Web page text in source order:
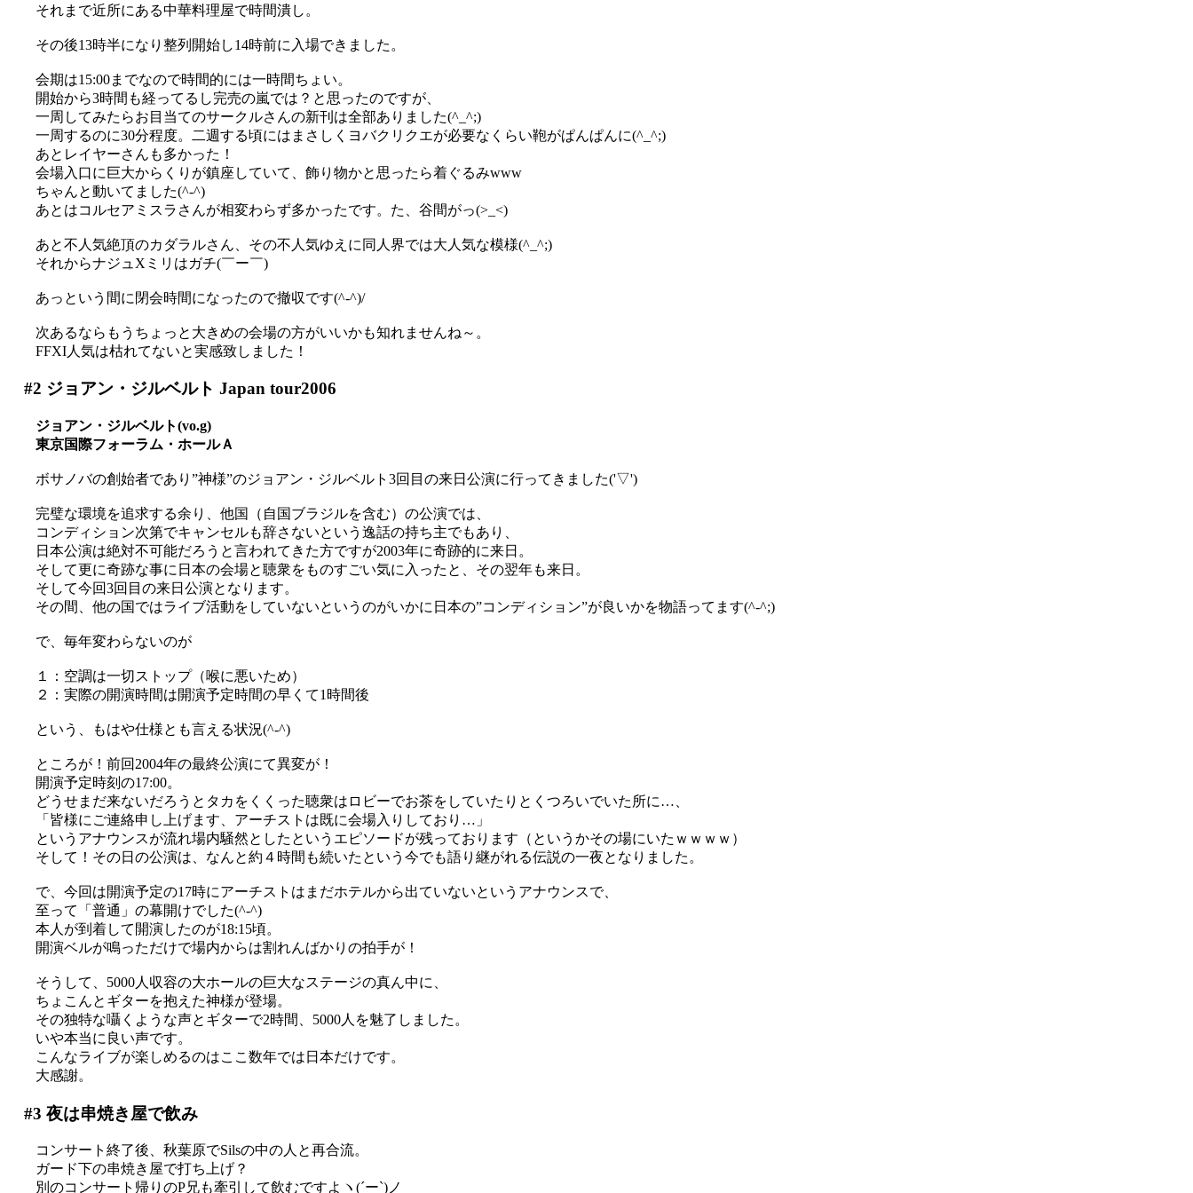
それまで近所にある中華料理屋で時間潰し。
その後13時半になり整列開始し14時前に入場できました。
会期は15:00までなので時間的には一時間ちょい。
開始から3時間も経ってるし完売の嵐では？と思ったのですが、
一周してみたらお目当てのサークルさんの新刊は全部ありました(^_^;)
一周するのに30分程度。二週する頃にはまさしくヨバクリクエが必要なくらい鞄がぱんぱんに(^_^;)
あとレイヤーさんも多かった！
会場入口に巨大からくりが鎮座していて、飾り物かと思ったら着ぐるみwww
ちゃんと動いてました(^-^)
あとはコルセアミスラさんが相変わらず多かったです。た、谷間がっ(>_<)
あと不人気絶頂のカダラルさん、その不人気ゆえに同人界では大人気な模様(^_^;)
それからナジュXミリはガチ(￣ー￣)
あっという間に閉会時間になったので撤収です(^-^)/
次あるならもうちょっと大きめの会場の方がいいかも知れませんね～。
FFXI人気は枯れてないと実感致しました！
#2 ジョアン・ジルベルト Japan tour2006
ジョアン・ジルベルト(vo.g)
東京国際フォーラム・ホールＡ
ボサノバの創始者であり”神様”のジョアン・ジルベルト3回目の来日公演に行ってきました('▽')
完璧な環境を追求する余り、他国（自国ブラジルを含む）の公演では、
コンディション次第でキャンセルも辞さないという逸話の持ち主でもあり、
日本公演は絶対不可能だろうと言われてきた方ですが2003年に奇跡的に来日。
そして更に奇跡な事に日本の会場と聴衆をものすごい気に入ったと、その翌年も来日。
そして今回3回目の来日公演となります。
その間、他の国ではライブ活動をしていないというのがいかに日本の”コンディション”が良いかを物語ってます(^-^;)
で、毎年変わらないのが
１：空調は一切ストップ（喉に悪いため）
２：実際の開演時間は開演予定時間の早くて1時間後
という、もはや仕様とも言える状況(^-^)
ところが！前回2004年の最終公演にて異変が！
開演予定時刻の17:00。
どうせまだ来ないだろうとタカをくくった聴衆はロビーでお茶をしていたりとくつろいでいた所に…、
「皆様にご連絡申し上げます、アーチストは既に会場入りしており…」
というアナウンスが流れ場内騒然としたというエピソードが残っております（というかその場にいたｗｗｗｗ）
そして！その日の公演は、なんと約４時間も続いたという今でも語り継がれる伝説の一夜となりました。
で、今回は開演予定の17時にアーチストはまだホテルから出ていないというアナウンスで、
至って「普通」の幕開けでした(^-^)
本人が到着して開演したのが18:15頃。
開演ベルが鳴っただけで場内からは割れんばかりの拍手が！
そうして、5000人収容の大ホールの巨大なステージの真ん中に、
ちょこんとギターを抱えた神様が登場。
その独特な囁くような声とギターで2時間、5000人を魅了しました。
いや本当に良い声です。
こんなライブが楽しめるのはここ数年では日本だけです。
大感謝。
#3 夜は串焼き屋で飲み
コンサート終了後、秋葉原でSilsの中の人と再合流。
ガード下の串焼き屋で打ち上げ？
別のコンサート帰りのP兄も牽引して飲むですよヽ(´ー`)ノ